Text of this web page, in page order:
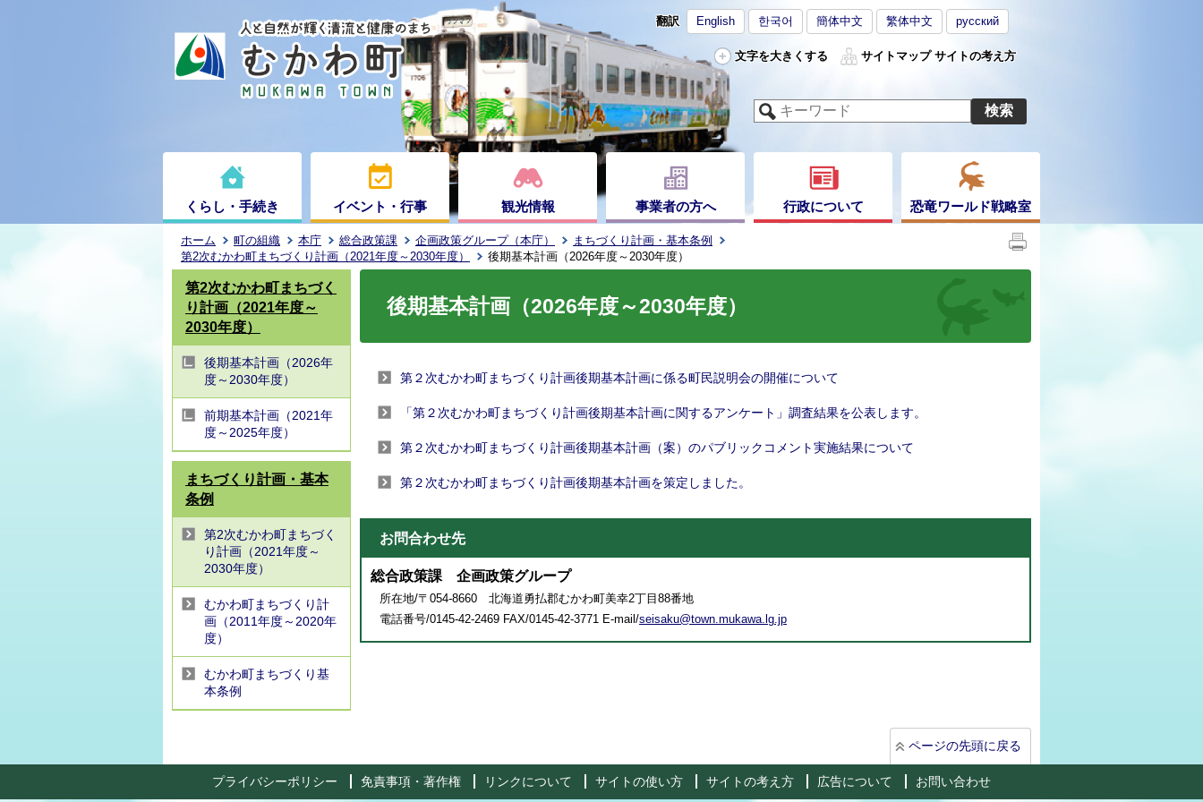
翻訳 English 한국어 簡体中文 繁体中文 русский
文字を大きくする サイトマップ サイトの考え方
くらし・手続き イベント・行事 観光情報 事業者の方へ 行政について 恐竜ワールド戦略室
ホーム 町の組織 本庁 総合政策課 企画政策グループ（本庁）
まちづくり計画・基本条例
第2次むかわ町まちづくり計画（2021年度～2030年度）
後期基本計画（2026年度～2030年度）
第2次むかわ町まちづく
り計画（2021年度～
2030年度）
後期基本計画（2026年
度～2030年度）
前期基本計画（2021年
度～2025年度）
まちづくり計画・基本
条例
第2次むかわ町まちづく
り計画（2021年度～
2030年度）
むかわ町まちづくり計
画（2011年度～2020年
度）
むかわ町まちづくり基
本条例
後期基本計画（2026年度～2030年度）
第２次むかわ町まちづくり計画後期基本計画に係る町民説明会の開催について
「第２次むかわ町まちづくり計画後期基本計画に関するアンケート」調査結果を公表します。
第２次むかわ町まちづくり計画後期基本計画（案）のパブリックコメント実施結果について
第２次むかわ町まちづくり計画後期基本計画を策定しました。
お問合わせ先
総合政策課 企画政策グループ
所在地/〒054-8660 北海道勇払郡むかわ町美幸2丁目88番地
電話番号/0145-42-2469 FAX/0145-42-3771 E-mail/seisaku@town.mukawa.lg.jp
ページの先頭に戻る
プライバシーポリシー 免責事項・著作権 リンクについて サイトの使い方 サイトの考え方 広告について お問い合わせ